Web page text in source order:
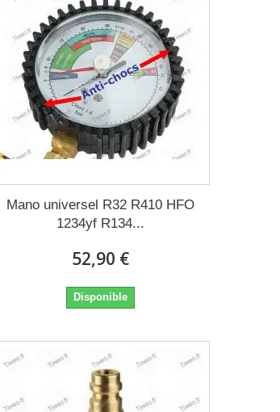
Mano universel R32 R410 HFO
1234yf R134...
52,90 €
Disponible